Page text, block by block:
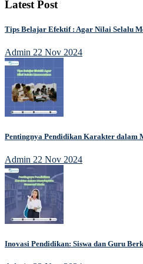
Latest Post
Tips Belajar Efektif : Agar Nilai Selalu
Admin 22 Nov 2024
Pentingnya Pendidikan Karakter dalam
Admin 22 Nov 2024
Inovasi Pendidikan: Siswa dan Guru